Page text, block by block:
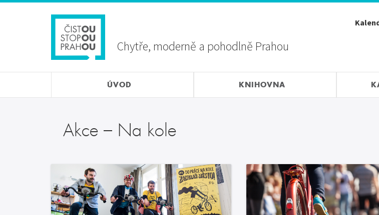
Chytře, moderně a pohodlně Prahou
menu
ÚVOD KNIHOVNA
Akce – Na kole